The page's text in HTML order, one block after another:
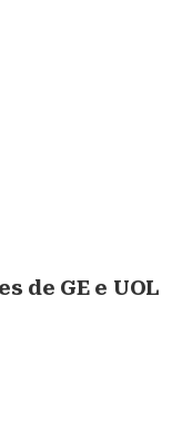
de GE e UOL